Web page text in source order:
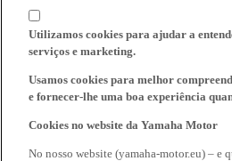
Utilizamos cookies para ajudar a
serviços e marketing.
Usamos cookies para melhor
e fornecer-lhe uma boa experiência
Cookies no website da Yamaha Motor
No nosso website (yamaha-motor.eu) – e